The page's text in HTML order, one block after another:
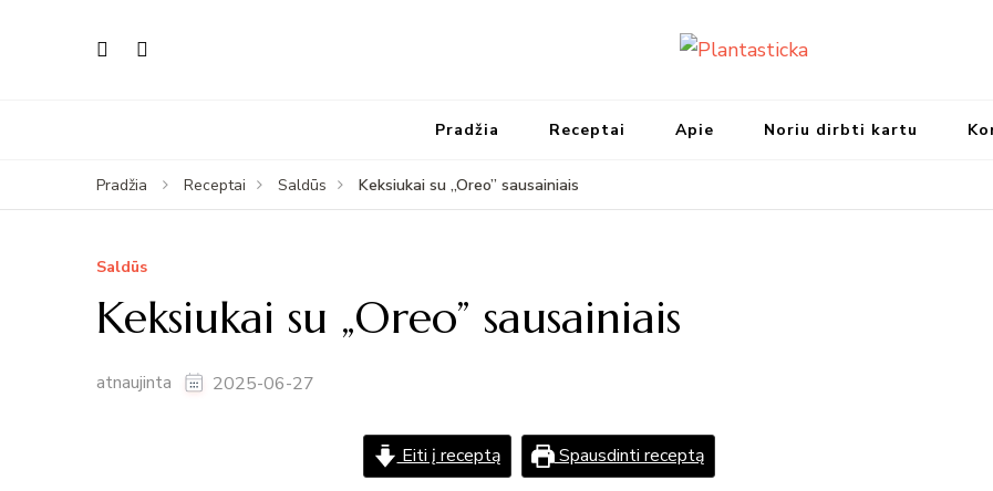
Pradžia Receptai Apie Noriu dirbti kartu
Pradžia Receptai Saldūs Keksiukai su „Oreo” sausainiais
Saldūs
Keksiukai su „Oreo” sausainiais
atnaujinta 2025-06-27
Eiti į receptą Spausdinti receptą